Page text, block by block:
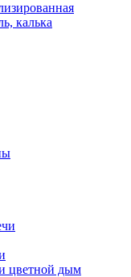
калька
цветной дым